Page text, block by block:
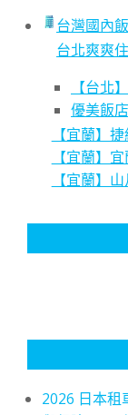
台灣國內
台北爽爽住
【台北
優美飯
【宜蘭】
【宜蘭】
【宜蘭】
2026 日本